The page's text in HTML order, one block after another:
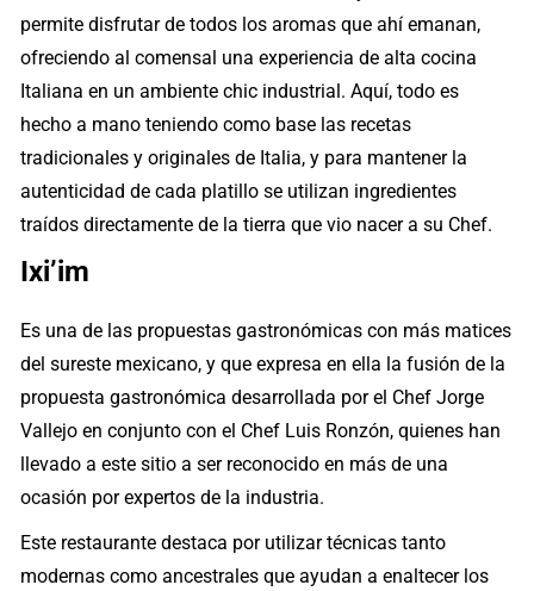
permite disfrutar de todos los aromas que ahí emanan,
ofreciendo al comensal una experiencia de alta cocina
Italiana en un ambiente chic industrial. Aquí, todo es
hecho a mano teniendo como base las recetas
tradicionales y originales de Italia, y para mantener la
autenticidad de cada platillo se utilizan ingredientes
traídos directamente de la tierra que vio nacer a su Chef.
Ixi’im
Es una de las propuestas gastronómicas con más matices
del sureste mexicano, y que expresa en ella la fusión de la
propuesta gastronómica desarrollada por el Chef Jorge
Vallejo en conjunto con el Chef Luis Ronzón, quienes han
llevado a este sitio a ser reconocido en más de una
ocasión por expertos de la industria.
Este restaurante destaca por utilizar técnicas tanto
modernas como ancestrales que ayudan a enaltecer los